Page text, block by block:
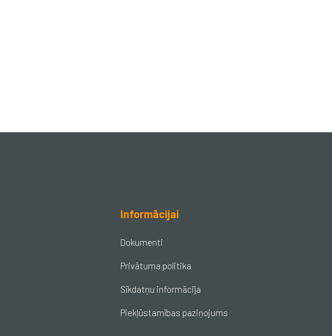
Informācijai
Dokumenti
Privātuma politika
Sīkdatņu informācija
Piekļūstamības paziņojums